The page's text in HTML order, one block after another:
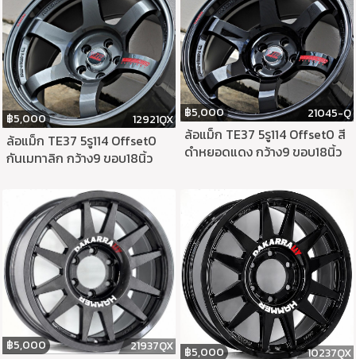
฿5,000 12921QX
ล้อแม็ก TE37 5รู114 Offset0
กันเมทาลิก กว้าง9 ขอบ18นิ้ว
฿5,000 21045-Q
ล้อแม็ก TE37 5รู114 Offset0 สี
ดำหยอดแดง กว้าง9 ขอบ18นิ้ว
฿5,000 21937QX ฿5,000 10237QX